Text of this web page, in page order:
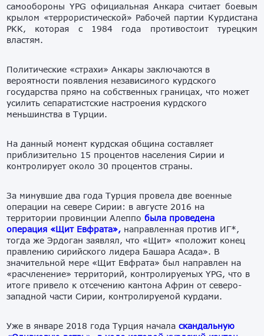
самообороны YPG официальная Анкара считает боевым
крылом «террористической» Рабочей партии Курдистана
PKK, которая с 1984 года противостоит турецким
властям.
Политические «страхи» Анкары заключаются в
вероятности появления независимого курдского
государства прямо на собственных границах, что может
усилить сепаратистские настроения курдского
меньшинства в Турции.
На данный момент курдская община составляет
приблизительно 15 процентов населения Сирии и
контролирует около 30 процентов страны.
За минувшие два года Турция провела две военные
операции на севере Сирии: в августе 2016 на
территории провинции Алеппобыла проведена
операция «Щит Евфрата», направленная против ИГ*,
тогда же Эрдоган заявлял, что «Щит» «положит конец
правлению сирийского лидера Башара Асада». В
значительной мере «Щит Евфрата» был направлен на
«расчленение» территорий, контролируемых YPG, что в
итоге привело к отсечению кантона Африн от северо-
западной части Сирии, контролируемой курдами.
Уже в январе 2018 года Турция началаскандальную